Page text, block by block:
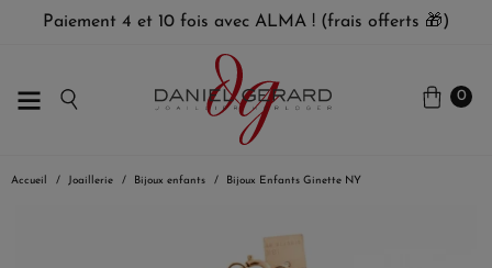
Paiement 4 et 10 fois avec ALMA ! (frais offerts 🎁)
0
Accueil Joaillerie Bijoux enfants Bijoux Enfants Ginette NY